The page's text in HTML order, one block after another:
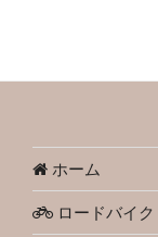
ホーム
ロードバイク